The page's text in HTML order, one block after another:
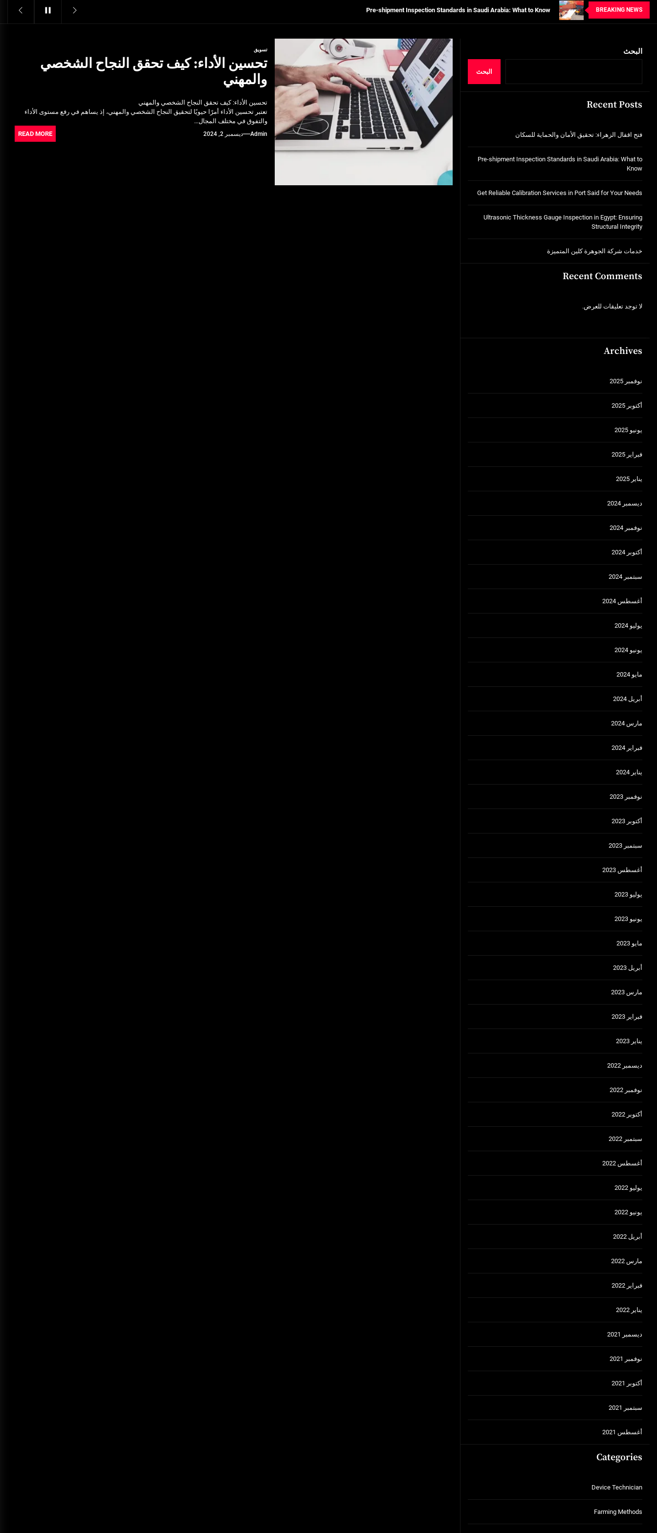
Pre-shipment Inspection
Standards in Saudi Arabia: What
BREAKING NEWS
Get Reliable Calibration Services in Port Said for Your Needs
فتح اقفال الزهراء: تحقيق الأمان والحماية للسكان
Pre-shipment Inspection Standards in Saudi Arabia: What to Know
Get Reliable Calibration Services in Port Said for Your Needs
Ultrasonic Thickness Gauge Inspection in Egypt: Ensuring Structural Integrity
خدمات شركة الجوهرة كلين المتميزة
تسويق
تحسين الأداء: كيف تحقق النجاح الشخصي
والمهني
تحسين الأداء: كيف تحقق النجاح الشخصي والمهني
تعتبر تحسين الأداء أمرًا حيويًا لتحقيق النجاح الشخصي والمهني، إذ يساهم في رفع مستوى الأداء
والتفوق في مختلف المجال…
Admin ديسمبر 2, 2024 READ MORE
البحث
البحث
Recent Posts
فتح اقفال الزهراء: تحقيق الأمان والحماية للسكان
Pre-shipment Inspection Standards in Saudi Arabia: What to
Know
Get Reliable Calibration Services in Port Said for Your Needs
Ultrasonic Thickness Gauge Inspection in Egypt: Ensuring
Structural Integrity
خدمات شركة الجوهرة كلين المتميزة
Recent Comments
لا توجد تعليقات للعرض.
Archives
نوفمبر 2025
أكتوبر 2025
يونيو 2025
فبراير 2025
يناير 2025
ديسمبر 2024
نوفمبر 2024
أكتوبر 2024
سبتمبر 2024
أغسطس 2024
يوليو 2024
يونيو 2024
مايو 2024
أبريل 2024
مارس 2024
فبراير 2024
يناير 2024
نوفمبر 2023
أكتوبر 2023
سبتمبر 2023
أغسطس 2023
يوليو 2023
يونيو 2023
مايو 2023
أبريل 2023
مارس 2023
فبراير 2023
يناير 2023
ديسمبر 2022
نوفمبر 2022
أكتوبر 2022
سبتمبر 2022
أغسطس 2022
يوليو 2022
يونيو 2022
أبريل 2022
مارس 2022
فبراير 2022
يناير 2022
ديسمبر 2021
نوفمبر 2021
أكتوبر 2021
سبتمبر 2021
أغسطس 2021
Categories
Device Technician
Farming Methods